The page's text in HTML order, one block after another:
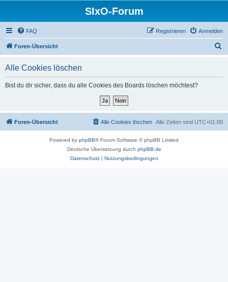
SIxO-Forum
FAQ Anmelden
Registrieren
Foren-Übersicht
Alle Cookies löschen
Bist du dir sicher, dass du alle Cookies des Boards löschen möchtest?
Foren-Übersicht Alle Zeiten sind UTC+01:00
Alle Cookies löschen
Powered by phpBB® Forum Software © phpBB Limited
Deutsche Übersetzung durch phpBB.de
Datenschutz| Nutzungsbedingungen